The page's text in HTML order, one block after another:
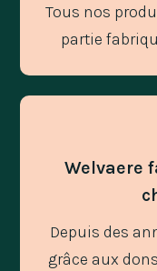
Tous nos
partie
Welvaere
Depuis des
grâce aux